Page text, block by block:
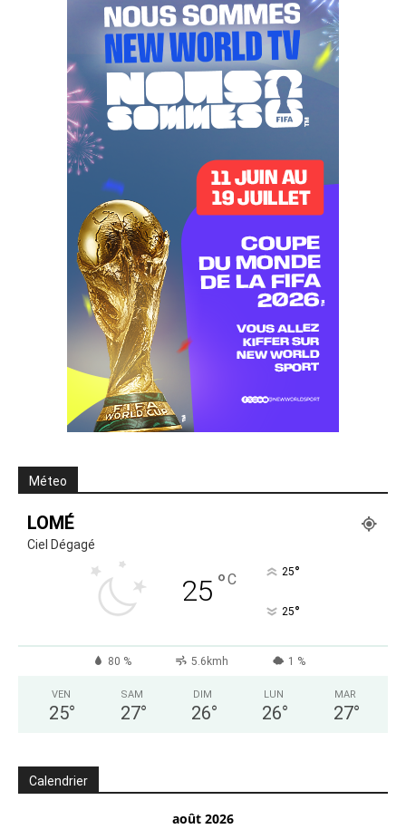
Méteo
LOMÉ
Ciel Dégagé
25 °C 25°
25°
80 % 5.6kmh 1 %
VEN
25°
SAM
27°
DIM
26°
LUN
26°
MAR
27°
Calendrier
août 2026